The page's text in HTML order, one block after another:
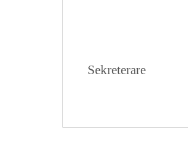
Sekreterare